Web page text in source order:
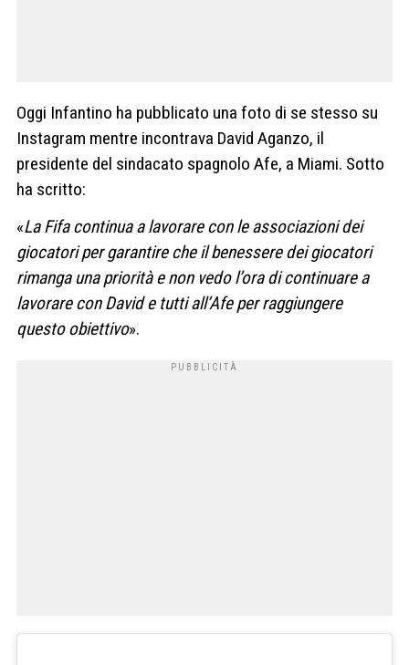
Oggi Infantino ha pubblicato una foto di se stesso su
Instagram mentre incontrava David Aganzo, il
presidente del sindacato spagnolo Afe, a Miami. Sotto
ha scritto:
«La Fifa continua a lavorare con le associazioni dei
giocatori per garantire che il benessere dei giocatori
rimanga una priorità e non vedo l’ora di continuare a
lavorare con David e tutti all’Afe per raggiungere
questo obiettivo».